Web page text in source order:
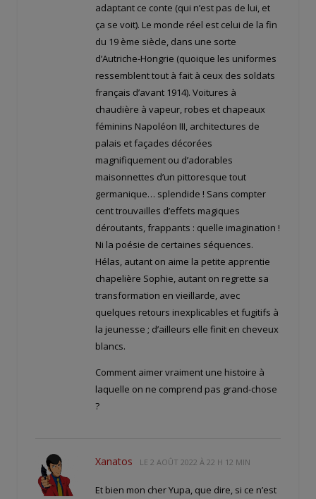
adaptant ce conte (qui n’est pas de lui, et
ça se voit). Le monde réel est celui de la fin
du 19 ème siècle, dans une sorte
d’Autriche-Hongrie (quoique les uniformes
ressemblent tout à fait à ceux des soldats
français d’avant 1914). Voitures à
chaudière à vapeur, robes et chapeaux
féminins Napoléon III, architectures de
palais et façades décorées
magnifiquement ou d’adorables
maisonnettes d’un pittoresque tout
germanique… splendide ! Sans compter
cent trouvailles d’effets magiques
déroutants, frappants : quelle imagination !
Ni la poésie de certaines séquences.
Hélas, autant on aime la petite apprentie
chapelière Sophie, autant on regrette sa
transformation en vieillarde, avec
quelques retours inexplicables et fugitifs à
la jeunesse ; d’ailleurs elle finit en cheveux
blancs.
Comment aimer vraiment une histoire à
laquelle on ne comprend pas grand-chose
?
Xanatos LE 2 AOÛT 2022 À 22 H 12 MIN
Et bien mon cher Yupa, que dire, si ce n’est